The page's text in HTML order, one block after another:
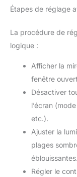
Étapes de réglage
La procédure de
logique :
Afficher la
fenêtre
Désactiver
l’écran
etc.).
Ajuster la
plages
éblouissantes.
Régler le